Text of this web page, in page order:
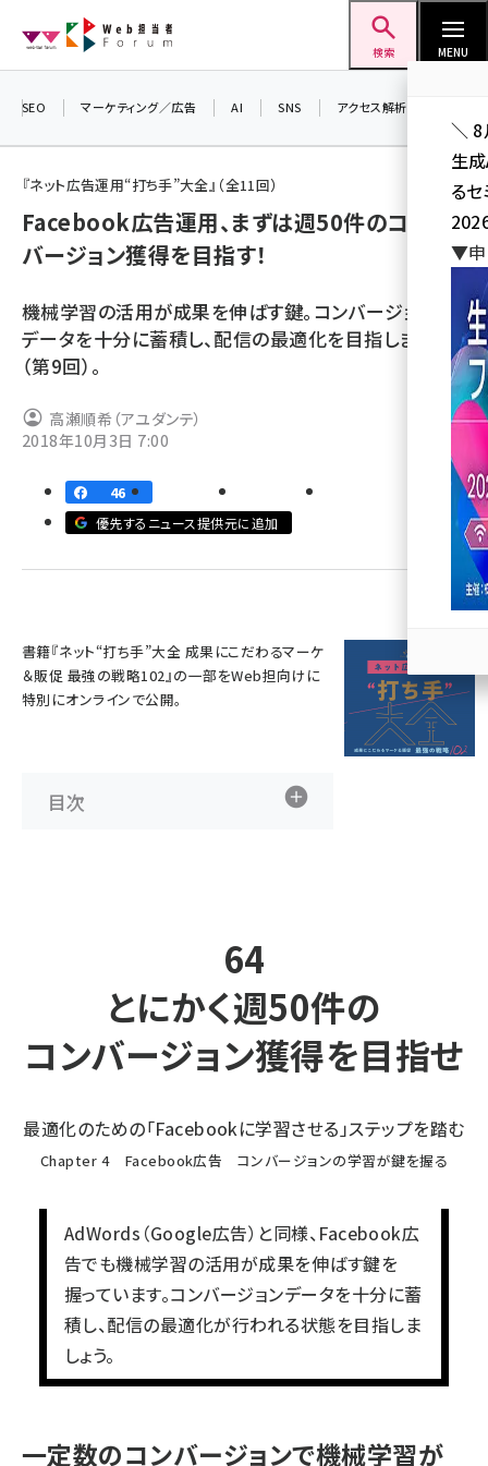
ン
検索 MENU
seo (3532)
youtube (2441)
note (2317)
セミナー (2310)
z世代 (1623)
meo (1277)
llmo (1167)
SEO マーケティング／広告 AI SNS アクセス解析／データ分析
『ネット広告運用“打ち手”大全』（全11回）
Facebook広告運用、まずは週50件のコン
バージョン獲得を目指す！
機械学習の活用が成果を伸ばす鍵。コンバージョン
データを十分に蓄積し、配信の最適化を目指しましょう
（第9回）。
高瀬順希（アユダンテ）
2018年10月3日 7:00
46
優先するニュース提供元に追加
書籍『ネット“打ち手”大全 成果にこだわるマーケ
＆販促 最強の戦略102』の一部をWeb担向けに
特別にオンラインで公開。
目次
64
とにかく週50件の
コンバージョン獲得を目指せ
最適化のための「Facebookに学習させる」ステップを踏む
Chapter 4 Facebook広告 コンバージョンの学習が鍵を握る
AdWords（Google広告）と同様、Facebook広
告でも機械学習の活用が成果を伸ばす鍵を
握っています。コンバージョンデータを十分に蓄
積し、配信の最適化が行われる状態を目指しま
しょう。
一定数のコンバージョンで機械学習が
＼ 8
生
る
▼申